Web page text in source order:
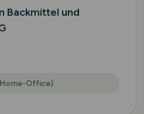
Backmittel und
Office)